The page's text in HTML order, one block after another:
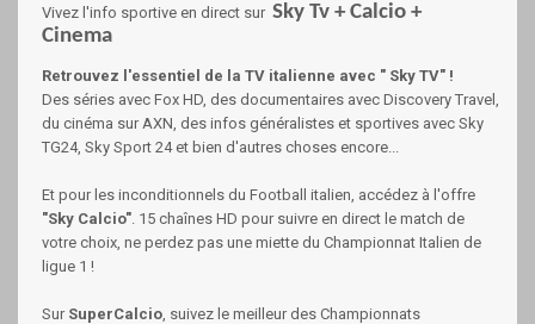
Vivez l'info sportive en direct sur Sky Tv + Calcio +
Cinema
Retrouvez l'essentiel de la TV italienne avec " Sky TV" !
Des séries avec Fox HD, des documentaires avec Discovery Travel,
du cinéma sur AXN, des infos généralistes et sportives avec Sky
TG24, Sky Sport 24 et bien d'autres choses encore...
Et pour les inconditionnels du Football italien, accédez à l'offre
"Sky Calcio". 15 chaînes HD pour suivre en direct le match de
votre choix, ne perdez pas une miette du Championnat Italien de
ligue 1 !
Sur SuperCalcio, suivez le meilleur des Championnats